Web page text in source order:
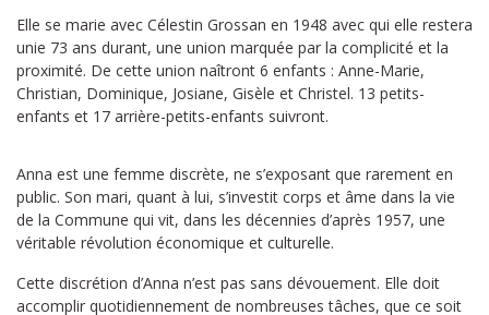
Elle se marie avec Célestin Grossan en 1948 avec qui elle restera
unie 73 ans durant, une union marquée par la complicité et la
proximité. De cette union naîtront 6 enfants : Anne-Marie,
Christian, Dominique, Josiane, Gisèle et Christel. 13 petits-
enfants et 17 arrière-petits-enfants suivront.
Anna est une femme discrète, ne s’exposant que rarement en
public. Son mari, quant à lui, s’investit corps et âme dans la vie
de la Commune qui vit, dans les décennies d’après 1957, une
véritable révolution économique et culturelle.
Cette discrétion d’Anna n’est pas sans dévouement. Elle doit
accomplir quotidiennement de nombreuses tâches, que ce soit